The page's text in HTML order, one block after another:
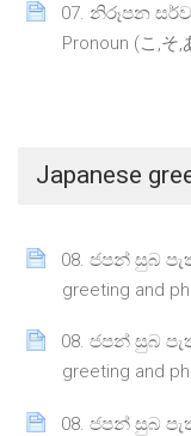
07. නිරූපන
Pronoun (こ,そ,
Japanese
08. ජපන් සුබ
greeting and
08. ජපන් සුබ
greeting and
08. ජපන් සුබ